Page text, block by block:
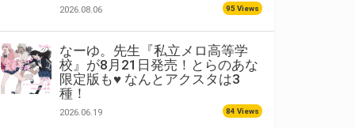
2026.08.06 95 Views
なーゆ。先生『私立メロ高等学
校』が8月21日発売！とらのあな
限定版も♥ なんとアクスタは3
種！
2026.06.19 84 Views